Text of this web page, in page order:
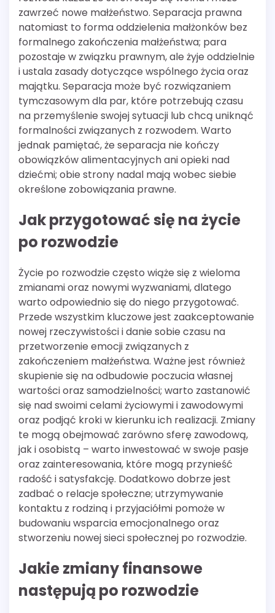
zawrzeć nowe małżeństwo. Separacja prawna
natomiast to forma oddzielenia małżonków bez
formalnego zakończenia małżeństwa; para
pozostaje w związku prawnym, ale żyje oddzielnie
i ustala zasady dotyczące wspólnego życia oraz
majątku. Separacja może być rozwiązaniem
tymczasowym dla par, które potrzebują czasu
na przemyślenie swojej sytuacji lub chcą uniknąć
formalności związanych z rozwodem. Warto
jednak pamiętać, że separacja nie kończy
obowiązków alimentacyjnych ani opieki nad
dziećmi; obie strony nadal mają wobec siebie
określone zobowiązania prawne.
Jak przygotować się na życie
po rozwodzie
Życie po rozwodzie często wiąże się z wieloma
zmianami oraz nowymi wyzwaniami, dlatego
warto odpowiednio się do niego przygotować.
Przede wszystkim kluczowe jest zaakceptowanie
nowej rzeczywistości i danie sobie czasu na
przetworzenie emocji związanych z
zakończeniem małżeństwa. Ważne jest również
skupienie się na odbudowie poczucia własnej
wartości oraz samodzielności; warto zastanowić
się nad swoimi celami życiowymi i zawodowymi
oraz podjąć kroki w kierunku ich realizacji. Zmiany
te mogą obejmować zarówno sferę zawodową,
jak i osobistą – warto inwestować w swoje pasje
oraz zainteresowania, które mogą przynieść
radość i satysfakcję. Dodatkowo dobrze jest
zadbać o relacje społeczne; utrzymywanie
kontaktu z rodziną i przyjaciółmi pomoże w
budowaniu wsparcia emocjonalnego oraz
stworzeniu nowej sieci społecznej po rozwodzie.
Jakie zmiany finansowe
następują po rozwodzie